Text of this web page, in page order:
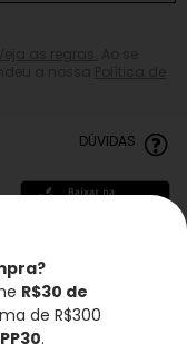
DÚVIDAS
Entrega rápida
R$30 de
de R$300
.